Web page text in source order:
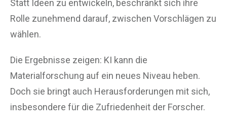
Statt Ideen zu entwickeln, beschränkt sich ihre
Rolle zunehmend darauf, zwischen Vorschlägen zu
wählen.
Die Ergebnisse zeigen: KI kann die
Materialforschung auf ein neues Niveau heben.
Doch sie bringt auch Herausforderungen mit sich,
insbesondere für die Zufriedenheit der Forscher.